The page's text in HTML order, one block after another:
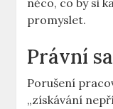
něco, co by si
promyslet.
Právní
Porušení
„získávání